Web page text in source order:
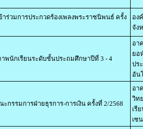
าร่วมการประกวดร้องเพลงพระราชนิพนธ์ ครั้ง
อง
จัง
พนักเรียนระดับชั้นประถมศึกษาปีที่ 3 - 4
อา
ยอ
ปร
อัน
กรรมการฝ่ายธุรการ-การเงิน ครั้งที่ 2/2568
อา
วิท
เรี
เซ